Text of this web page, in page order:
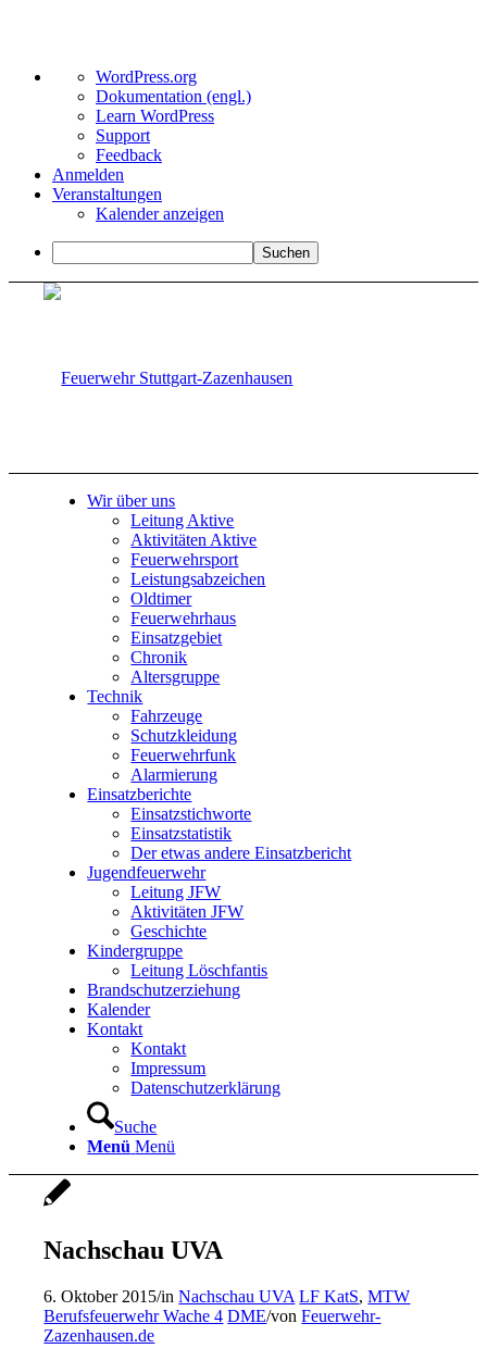
Über
WordPress
WordPress.org
Dokumentation (engl.)
Learn WordPress
Support
Feedback
Anmelden
Veranstaltungen
Kalender anzeigen
Suchen
Wir über uns
Leitung Aktive
Aktivitäten Aktive
Feuerwehrsport
Leistungsabzeichen
Oldtimer
Feuerwehrhaus
Einsatzgebiet
Chronik
Altersgruppe
Technik
Fahrzeuge
Schutzkleidung
Feuerwehrfunk
Alarmierung
Einsatzberichte
Einsatzstichworte
Einsatzstatistik
Der etwas andere Einsatzbericht
Jugendfeuerwehr
Leitung JFW
Aktivitäten JFW
Geschichte
Kindergruppe
Leitung Löschfantis
Brandschutzerziehung
Kalender
Kontakt
Kontakt
Impressum
Datenschutzerklärung
Suche
Menü Menü
Nachschau UVA
6. Oktober 2015/inNachschau UVA LF KatS,MTW
Berufsfeuerwehr Wache 4 DME/vonFeuerwehr-
Zazenhausen.de